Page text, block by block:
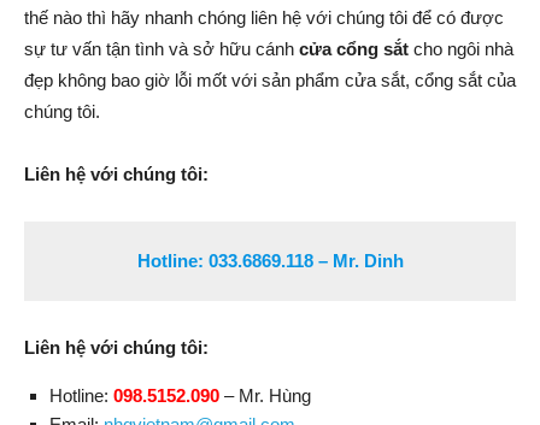
thế nào thì hãy nhanh chóng liên hệ với chúng tôi để có được
sự tư vấn tận tình và sở hữu cánh cửa cổng sắt cho ngôi nhà
đẹp không bao giờ lỗi mốt với sản phẩm cửa sắt, cổng sắt của
chúng tôi.
Liên hệ với chúng tôi:
Hotline: 033.6869.118– Mr. Dinh
Liên hệ với chúng tôi:
Hotline: 098.5152.090 – Mr. Hùng